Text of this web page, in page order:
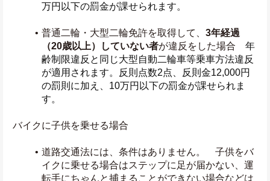
万円以下の罰金が課せられます。
普通二輪・大型二輪免許を取得して、 3年経過
（20歳以上）していない者が違反をした場合 年
齢制限違反と同じ大型自動二輪車等乗車方法違反
が適用されます。反則点数2点、反則金12,000円
の罰則に加え、10万円以下の罰金が課せられま
す。
バイクに子供を乗せる場合
道路交通法には、条件はありません。　子供をバ
イクに乗せる場合はステップに足が届かない、運
転手にちゃんと捕まることができない場合などは